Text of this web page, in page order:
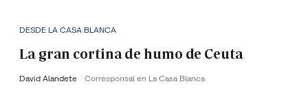
DESDE LA CASA BLANCA
La gran cortina de humo de Ceuta
David Alandete Corresponsal en La Casa Blanca